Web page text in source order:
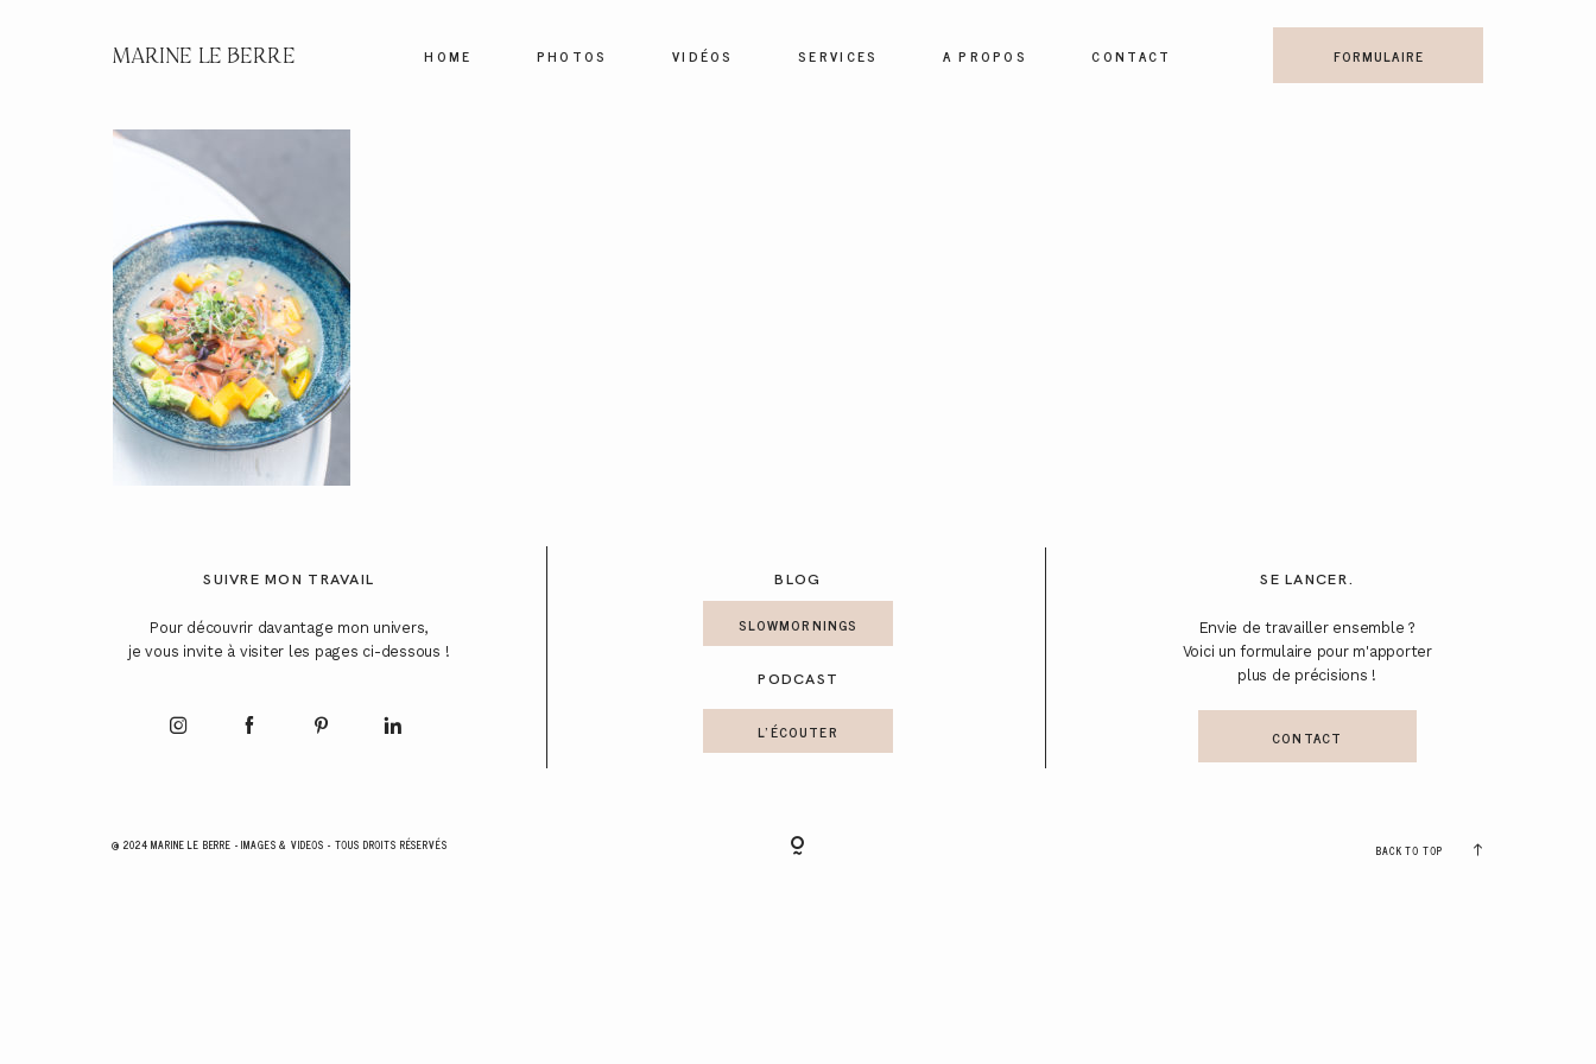
MARINE LE BERRE FORMULAIRE
HOME PHOTOS VIDÉOS SERVICES A PROPOS CONTACT
BLOG SE LANCER.
SUIVRE MON TRAVAIL
SLOWMORNINGS
Envie de travailler ensemble ?
Voici un formulaire pour m'apporter
plus de précisions !
Pour découvrir davantage mon univers,
je vous invite à visiter les pages ci-dessous !
PODCAST
L'ÉCOUTER CONTACT
@ 2024 MARINE LE BERRE - IMAGES & VIDEOS - TOUS DROITS RÉSERVÉS BACK TO TOP